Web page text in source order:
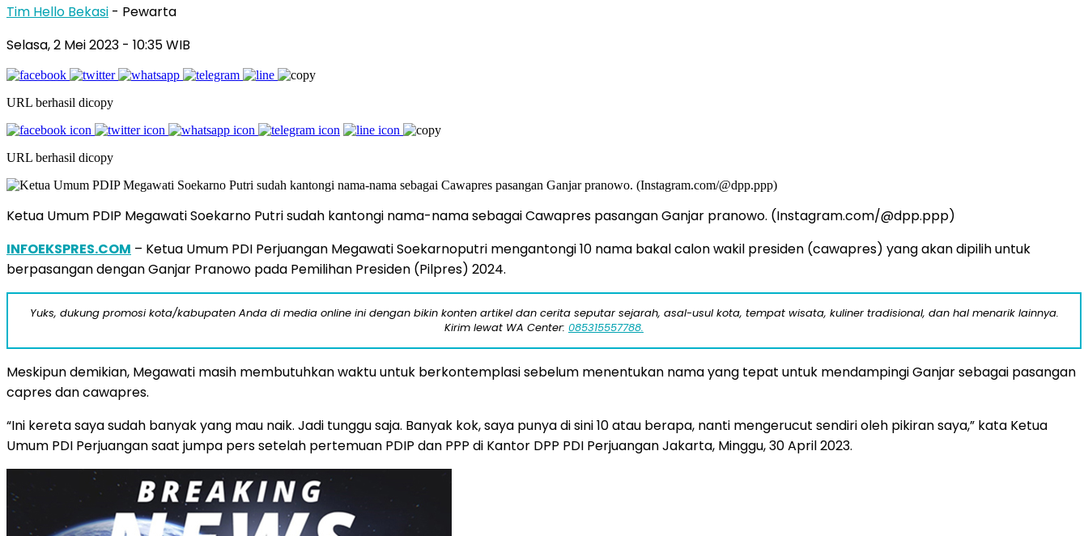
Tim Hello Bekasi - Pewarta
Selasa, 2 Mei 2023 - 10:35 WIB
URL berhasil dicopy
URL berhasil dicopy
Ketua Umum PDIP Megawati Soekarno Putri sudah kantongi nama-nama sebagai Cawapres pasangan Ganjar pranowo. (Instagram.com/@dpp.ppp)
INFOEKSPRES.COM – Ketua Umum PDI Perjuangan Megawati Soekarnoputri mengantongi 10 nama bakal calon wakil presiden (cawapres) yang akan dipilih untuk
berpasangan dengan Ganjar Pranowo pada Pemilihan Presiden (Pilpres) 2024.
Yuks, dukung promosi kota/kabupaten Anda di media online ini dengan bikin konten artikel dan cerita seputar sejarah, asal-usul kota, tempat wisata, kuliner tradisional, dan hal menarik lainnya.
Kirim lewat WA Center: 085315557788.
Meskipun demikian, Megawati masih membutuhkan waktu untuk berkontemplasi sebelum menentukan nama yang tepat untuk mendampingi Ganjar sebagai pasangan
capres dan cawapres.
“Ini kereta saya sudah banyak yang mau naik. Jadi tunggu saja. Banyak kok, saya punya di sini 10 atau berapa, nanti mengerucut sendiri oleh pikiran saya,” kata Ketua
Umum PDI Perjuangan saat jumpa pers setelah pertemuan PDIP dan PPP di Kantor DPP PDI Perjuangan Jakarta, Minggu, 30 April 2023.